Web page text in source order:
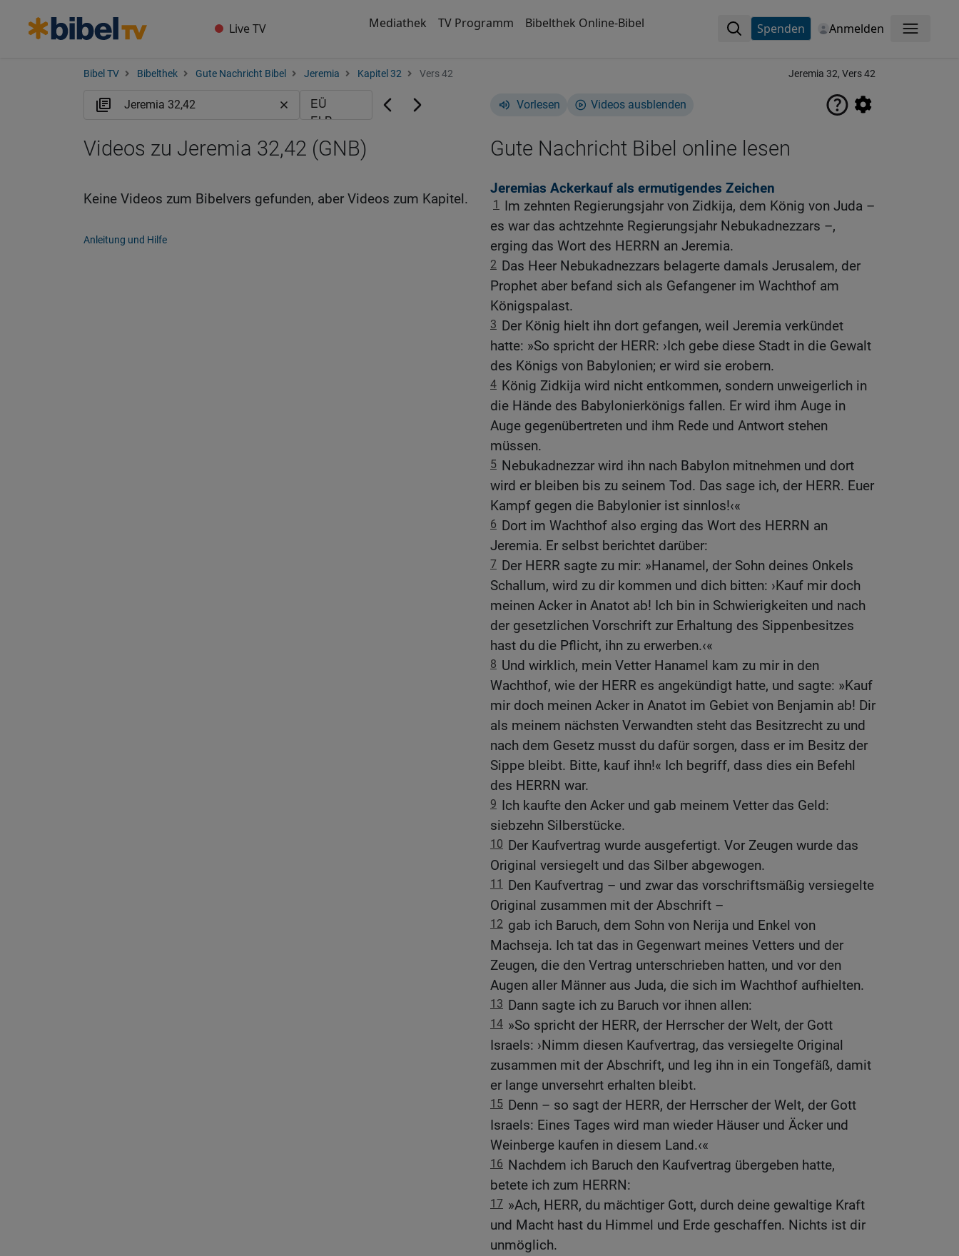
Live TV Mediathek TV Programm Bibelthek Online-Bibel Spenden Anmelden Menü
Bibel TV Bibelthek Gute Nachricht Bibel Jeremia Kapitel 32 Vers 42 Jeremia 32, Vers 42
Vorlesen Videos ausblenden
Gute Nachricht Bibel online lesen
Jeremias Ackerkauf als ermutigendes Zeichen
1
Im zehnten Regierungsjahr von Zidkija, dem König von Juda –
es war das achtzehnte Regierungsjahr Nebukadnezzars –,
erging das Wort des HERRN an Jeremia.
2 Das Heer Nebukadnezzars belagerte damals Jerusalem, der
Prophet aber befand sich als Gefangener im Wachthof am
Königspalast.
3 Der König hielt ihn dort gefangen, weil Jeremia verkündet
hatte: »So spricht der HERR: ›Ich gebe diese Stadt in die Gewalt
des Königs von Babylonien; er wird sie erobern.
4 König Zidkija wird nicht entkommen, sondern unweigerlich in
die Hände des Babylonierkönigs fallen. Er wird ihm Auge in
Auge gegenübertreten und ihm Rede und Antwort stehen
müssen.
5 Nebukadnezzar wird ihn nach Babylon mitnehmen und dort
wird er bleiben bis zu seinem Tod. Das sage ich, der HERR. Euer
Kampf gegen die Babylonier ist sinnlos!‹«
6 Dort im Wachthof also erging das Wort des HERRN an
Jeremia. Er selbst berichtet darüber:
7 Der HERR sagte zu mir: »Hanamel, der Sohn deines Onkels
Schallum, wird zu dir kommen und dich bitten: ›Kauf mir doch
meinen Acker in Anatot ab! Ich bin in Schwierigkeiten und nach
der gesetzlichen Vorschrift zur Erhaltung des Sippenbesitzes
hast du die Pflicht, ihn zu erwerben.‹«
8 Und wirklich, mein Vetter Hanamel kam zu mir in den
Wachthof, wie der HERR es angekündigt hatte, und sagte: »Kauf
mir doch meinen Acker in Anatot im Gebiet von Benjamin ab! Dir
als meinem nächsten Verwandten steht das Besitzrecht zu und
nach dem Gesetz musst du dafür sorgen, dass er im Besitz der
Sippe bleibt. Bitte, kauf ihn!« Ich begriff, dass dies ein Befehl
des HERRN war.
9 Ich kaufte den Acker und gab meinem Vetter das Geld:
siebzehn Silberstücke.
10 Der Kaufvertrag wurde ausgefertigt. Vor Zeugen wurde das
Original versiegelt und das Silber abgewogen.
11
Den Kaufvertrag – und zwar das vorschriftsmäßig versiegelte
Original zusammen mit der Abschrift –
12 gab ich Baruch, dem Sohn von Nerija und Enkel von
Machseja. Ich tat das in Gegenwart meines Vetters und der
Zeugen, die den Vertrag unterschrieben hatten, und vor den
Augen aller Männer aus Juda, die sich im Wachthof aufhielten.
13 Dann sagte ich zu Baruch vor ihnen allen:
14 »So spricht der HERR, der Herrscher der Welt, der Gott
Israels: ›Nimm diesen Kaufvertrag, das versiegelte Original
zusammen mit der Abschrift, und leg ihn in ein Tongefäß, damit
er lange unversehrt erhalten bleibt.
15 Denn – so sagt der HERR, der Herrscher der Welt, der Gott
Israels: Eines Tages wird man wieder Häuser und Äcker und
Weinberge kaufen in diesem Land.‹«
16 Nachdem ich Baruch den Kaufvertrag übergeben hatte,
betete ich zum HERRN:
17 »Ach, HERR, du mächtiger Gott, durch deine gewaltige Kraft
und Macht hast du Himmel und Erde geschaffen. Nichts ist dir
unmöglich.
Videos zu Jeremia 32,42 (GNB)
Keine Videos zum Bibelvers gefunden, aber Videos zum Kapitel.
Anleitung und Hilfe